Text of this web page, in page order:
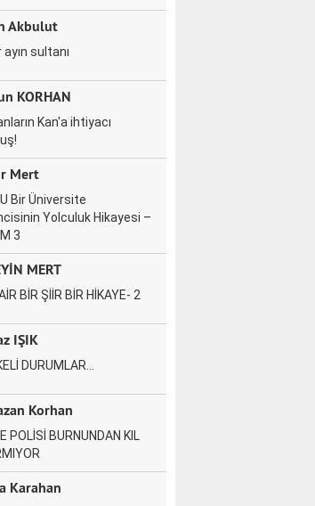
Akbulut
ayın sultanı
KORHAN
Kan'a ihtiyacı
Mert
Bir Üniversite
Yolculuk Hikayesi –
3
MERT
BİR ŞİİR BİR HİKAYE- 2
IŞIK
DURUMLAR…
Korhan
POLİSİ BURNUNDAN KIL
Karahan